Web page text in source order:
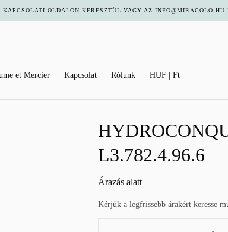
OLDALON KERESZTÜL VAGY AZ INFO@MIRACOLO.HU
et Mercier Kapcsolat Rólunk HUF | Ft
L3.782.4.96.6
Normál
Árazás alatt
Kérjük a legfrissebb árakért keresse